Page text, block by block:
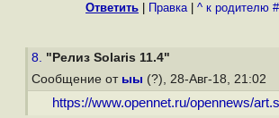
Ответить Правка| ^ к родителю
8. "Релиз Solaris 11.4"
Сообщение от ыы (?), 28-Авг-18, 21:02
https://www.opennet.ru/opennews/